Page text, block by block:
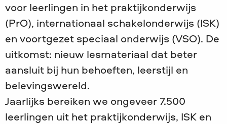
voor leerlingen in het praktijkonderwijs
(PrO), internationaal schakelonderwijs (ISK)
en voortgezet speciaal onderwijs (VSO). De
uitkomst: nieuw lesmateriaal dat beter
aansluit bij hun behoeften, leerstijl en
belevingswereld.
Jaarlijks bereiken we ongeveer 7.500
leerlingen uit het praktijkonderwijs, ISK en